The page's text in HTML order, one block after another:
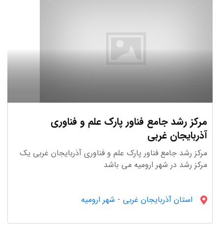
مرکز رشد جامع فناور پارک علم و فناوری
آذربایجان غربی
مرکز رشد جامع فناور پارک علم و فناوری آذربایجان غربی یک
مرکز رشد در شهر ارومیه می باشد
استان آذربایجان غربى - شهر ارومیه